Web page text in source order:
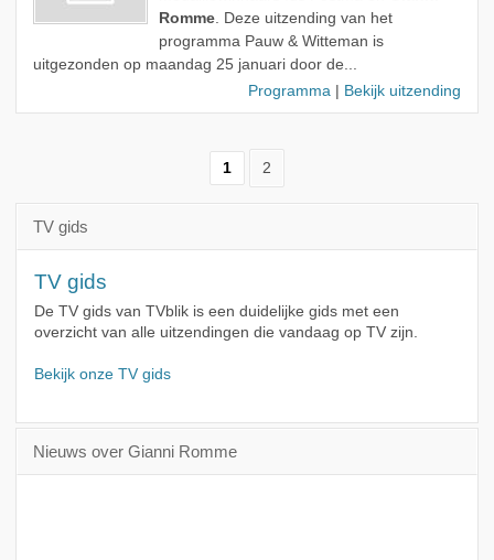
Romme. Deze uitzending van het
programma Pauw & Witteman is
uitgezonden op maandag 25 januari door de...
Programma
Bekijk uitzending
1 2
TV gids
TV gids
De TV gids van TVblik is een duidelijke gids met een
overzicht van alle uitzendingen die vandaag op TV zijn.
Bekijk onze TV gids
Nieuws over Gianni Romme